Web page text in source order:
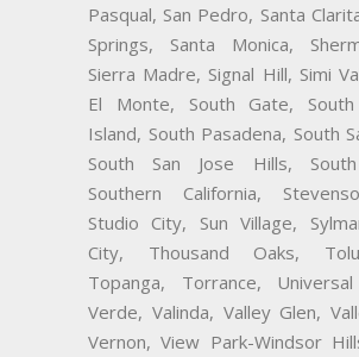
Pasqual, San Pedro, Santa
Springs, Santa Monica,
Sierra Madre, Signal Hill, Simi
El Monte, South Gate, South
Island, South Pasadena, South
South San Jose Hills,
Southern California,
Studio City, Sun Village,
City, Thousand Oaks,
Topanga, Torrance,
Verde, Valinda, Valley Glen,
Vernon, View Park-Windsor